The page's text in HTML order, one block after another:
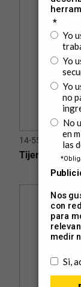
14-558
Tijeras de